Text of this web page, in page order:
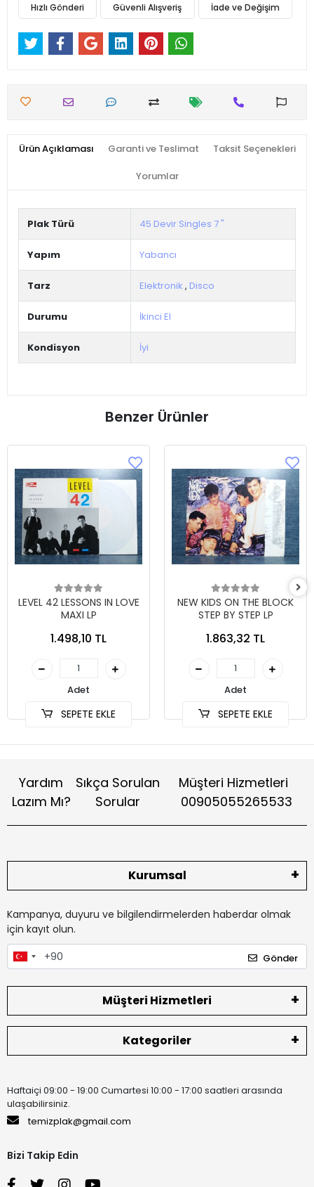
Hızlı Gönderi Güvenli Alışveriş İade ve Değişim
Ürün Açıklaması Garanti ve Teslimat Taksit Seçenekleri
Yorumlar
Plak Türü 45 Devir Singles 7 "
Yapım Yabancı
Tarz Elektronik , Disco
Durumu İkinci El
Kondisyon İyi
Benzer Ürünler
LEVEL 42 LESSONS IN LOVE
MAXI LP
1.498,10 TL
Adet
SEPETE EKLE
NEW KIDS ON THE BLOCK
STEP BY STEP LP
1.863,32 TL
Adet
SEPETE EKLE
Yardım
Lazım Mı?
Sıkça Sorulan
Sorular
Müşteri Hizmetleri
00905055265533
Kurumsal
Kampanya, duyuru ve bilgilendirmelerden haberdar olmak
için kayıt olun.
Gönder
Müşteri Hizmetleri
Kategoriler
Haftaiçi 09:00 - 19:00 Cumartesi 10:00 - 17:00 saatleri arasında
ulaşabilirsiniz.
temizplak@gmail.com
Bizi Takip Edin